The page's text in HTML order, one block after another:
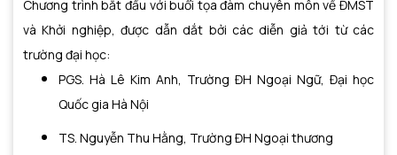
Chương trình bắt đầu với buổi tọa đàm chuyên môn về ĐMST
và Khởi nghiệp, được dẫn dắt bởi các diễn giả tới từ các
trường đại học:
PGS. Hà Lê Kim Anh, Trường ĐH Ngoại Ngữ, Đại học
Quốc gia Hà Nội
TS. Nguyễn Thu Hằng, Trường ĐH Ngoại thương